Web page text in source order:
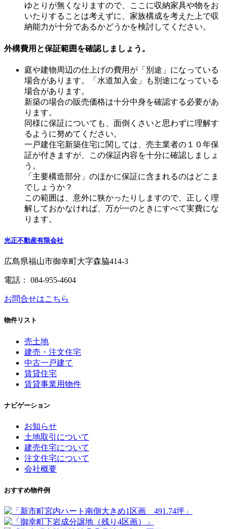
ゆとりが無くなりますので、ここに収納家具や物をお
いたりすることは考えずに、家族構成を考えた上で収
納能力が十分であるかどうかを検討してください。
外構費用と保証範囲を確認しましょう。
庭や建物周辺の仕上げの費用が「別途」になっている
場合があります。「水道加入金」も別途になっている
場合があります。
新築の場合の販売価格は十分中身を確認する必要があ
ります。
同様に保証についても、面倒くさいと思わずに理解す
るように努めてください。
一戸建住宅新築住宅に関しては、売主業者の１０年保
証が付きますが、この保証内容を十分に確認しましょ
う。
「主要構造部分」のほかに保証に含まれるのはどこま
でしょうか？
この範囲は、意外に狭かったりしますので、正しく理
解しておかなければ、万が一のときにすべて実費にな
ります。
光正不動産有限会社
広島県福山市御幸町大字森脇414-3
電話： 084-955-4604
お問合せはこちら
物件リスト
売土地
建売・注文住宅
中古一戸建て
賃貸住宅
賃貸事業用物件
ナビゲーション
お知らせ
土地取引について
建売住宅について
注文住宅について
会社概要
おすすめ物件例